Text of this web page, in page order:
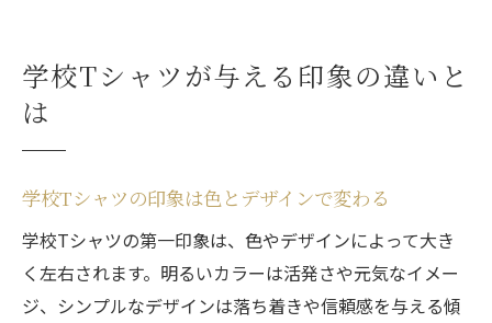
好印象を作る学校Tシャツの色選び術
学校Tシャツの色選びが印象に与える影響
クラスTシャツの色と個性を活かす選び方
学校Tシャツで避けたい色の傾向と理由
印象を高める学校Tシャツカラーの選び方
学校Tシャツが与える印象の違いと
は
学校Tシャツの印象は色とデザインで変わる
学校Tシャツの第一印象は、色やデザインによって大き
く左右されます。明るいカラーは活発さや元気なイメー
ジ、シンプルなデザインは落ち着きや信頼感を与える傾